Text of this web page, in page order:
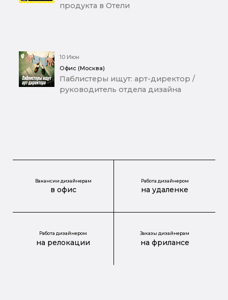
продукта в Отели
10 Июн
Офис (Москва)
Паблистеры ищут: арт-директор /
руководитель отдела дизайна
Вакансии дизайнерам
в офис
Работа дизайнером
на удаленке
Работа дизайнером
на релокации
Заказы дизайнерам
на фрилансе